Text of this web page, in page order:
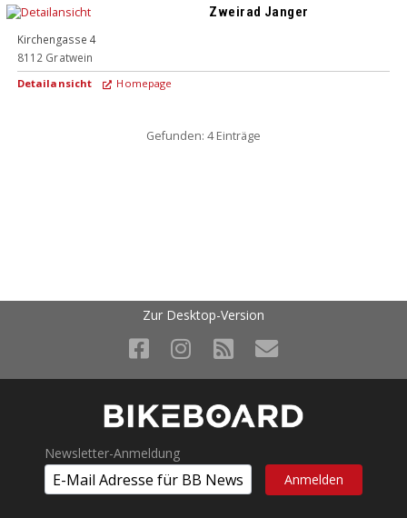
Zweirad Janger
Kirchengasse 4
8112 Gratwein
Detailansicht Homepage
Gefunden: 4 Einträge
Zur Desktop-Version
Newsletter-Anmeldung